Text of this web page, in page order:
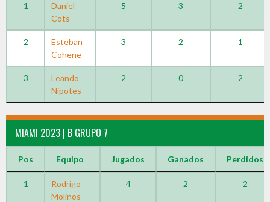
1
Daniel
Cots
5 3 2
2
Esteban
Cohene
3 2 1
3
Leando
Nipotes
2 0 2
MIAMI 2023 | B GRUPO 7
Pos Equipo Jugados Ganados Perdidos
1
Rodrigo
Molinos
4 2 2